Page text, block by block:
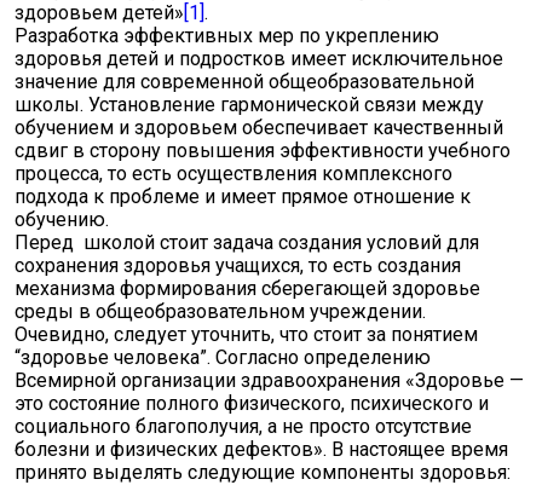
здоровьем детей»[1].
Разработка эффективных мер по укреплению
здоровья детей и подростков имеет исключительное
значение для современной общеобразовательной
школы. Установление гармонической связи между
обучением и здоровьем обеспечивает качественный
сдвиг в сторону повышения эффективности учебного
процесса, то есть осуществления комплексного
подхода к проблеме и имеет прямое отношение к
обучению.
Перед школой стоит задача создания условий для
сохранения здоровья учащихся, то есть создания
механизма формирования сберегающей здоровье
среды в общеобразовательном учреждении.
Очевидно, следует уточнить, что стоит за понятием
“здоровье человека”. Согласно определению
Всемирной организации здравоохранения «Здоровье —
это состояние полного физического, психического и
социального благополучия, а не просто отсутствие
болезни и физических дефектов». В настоящее время
принято выделять следующие компоненты здоровья: